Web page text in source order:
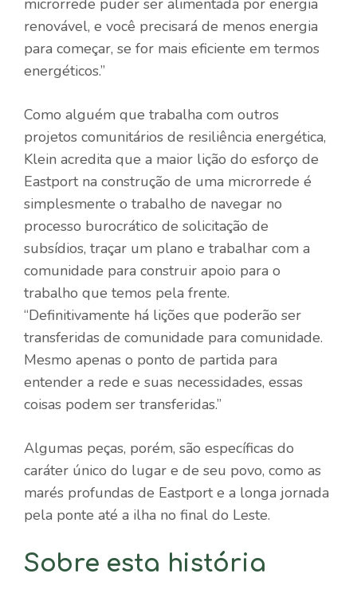
renovável, e você precisará de menos energia
para começar, se for mais eficiente em termos
energéticos.”
Como alguém que trabalha com outros
projetos comunitários de resiliência energética,
Klein acredita que a maior lição do esforço de
Eastport na construção de uma microrrede é
simplesmente o trabalho de navegar no
processo burocrático de solicitação de
subsídios, traçar um plano e trabalhar com a
comunidade para construir apoio para o
trabalho que temos pela frente.
“Definitivamente há lições que poderão ser
transferidas de comunidade para comunidade.
Mesmo apenas o ponto de partida para
entender a rede e suas necessidades, essas
coisas podem ser transferidas.”
Algumas peças, porém, são específicas do
caráter único do lugar e de seu povo, como as
marés profundas de Eastport e a longa jornada
pela ponte até a ilha no final do Leste.
Sobre esta história